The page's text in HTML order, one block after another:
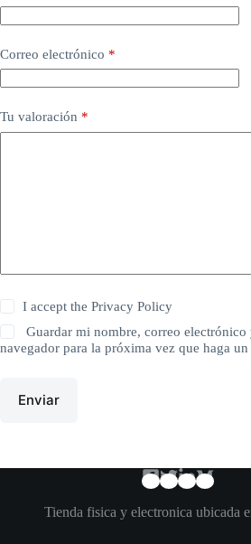
Correo electrónico *
Tu valoración *
I accept thePrivacy Policy
Guardar mi nombre, correo electrónico
navegador para la próxima vez que haga
Enviar
Tienda fisica y electronica ubicada